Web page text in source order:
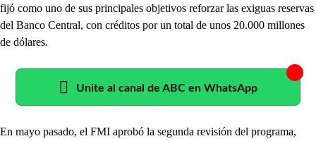
fijó como uno de sus principales objetivos reforzar las exiguas reservas
del Banco Central, con créditos por un total de unos 20.000 millones
de dólares.
Unite al canal de ABC en WhatsApp
En mayo pasado, el FMI aprobó la segunda revisión del programa,